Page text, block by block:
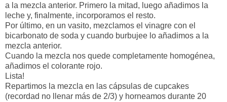
a la mezcla anterior. Primero la mitad, luego añadimos la
leche y, finalmente, incorporamos el resto.
Por último, en un vasito, mezclamos el vinagre con el
bicarbonato de soda y cuando burbujee lo añadimos a la
mezcla anterior.
Cuando la mezcla nos quede completamente homogénea,
añadimos el colorante rojo.
Lista!
Repartimos la mezcla en las cápsulas de cupcakes
(recordad no llenar más de 2/3) y horneamos durante 20